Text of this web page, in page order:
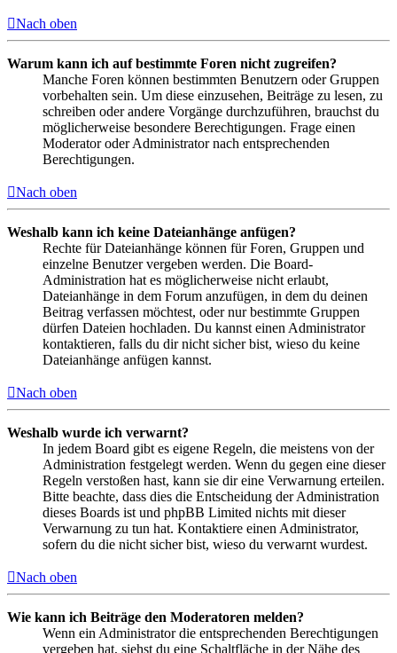
Nach oben
Warum kann ich auf bestimmte Foren nicht zugreifen?
Manche Foren können bestimmten Benutzern oder Gruppen
vorbehalten sein. Um diese einzusehen, Beiträge zu lesen, zu
schreiben oder andere Vorgänge durchzuführen, brauchst du
möglicherweise besondere Berechtigungen. Frage einen
Moderator oder Administrator nach entsprechenden
Berechtigungen.
Nach oben
Weshalb kann ich keine Dateianhänge anfügen?
Rechte für Dateianhänge können für Foren, Gruppen und
einzelne Benutzer vergeben werden. Die Board-
Administration hat es möglicherweise nicht erlaubt,
Dateianhänge in dem Forum anzufügen, in dem du deinen
Beitrag verfassen möchtest, oder nur bestimmte Gruppen
dürfen Dateien hochladen. Du kannst einen Administrator
kontaktieren, falls du dir nicht sicher bist, wieso du keine
Dateianhänge anfügen kannst.
Nach oben
Weshalb wurde ich verwarnt?
In jedem Board gibt es eigene Regeln, die meistens von der
Administration festgelegt werden. Wenn du gegen eine dieser
Regeln verstoßen hast, kann sie dir eine Verwarnung erteilen.
Bitte beachte, dass dies die Entscheidung der Administration
dieses Boards ist und phpBB Limited nichts mit dieser
Verwarnung zu tun hat. Kontaktiere einen Administrator,
sofern du die nicht sicher bist, wieso du verwarnt wurdest.
Nach oben
Wie kann ich Beiträge den Moderatoren melden?
Wenn ein Administrator die entsprechenden Berechtigungen
vergeben hat, siehst du eine Schaltfläche in der Nähe des